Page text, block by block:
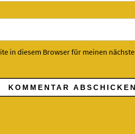
in diesem Browser für meinen